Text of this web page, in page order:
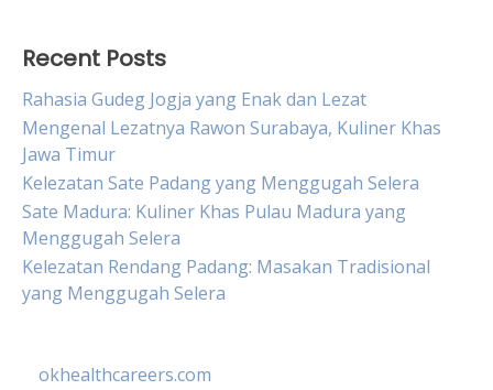
Recent Posts
Rahasia Gudeg Jogja yang Enak dan Lezat
Mengenal Lezatnya Rawon Surabaya, Kuliner Khas
Jawa Timur
Kelezatan Sate Padang yang Menggugah Selera
Sate Madura: Kuliner Khas Pulau Madura yang
Menggugah Selera
Kelezatan Rendang Padang: Masakan Tradisional
yang Menggugah Selera
okhealthcareers.com